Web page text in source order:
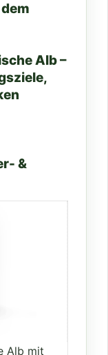
Alb –
&
Alb mit